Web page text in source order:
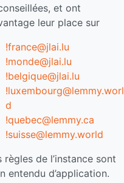
et ont
leur place sur
!france@jlai.lu
!monde@jlai.lu
!belgique@jlai.lu
!luxembourg@lemmy.worl
d
!quebec@lemmy.ca
!suisse@lemmy.world
règles de l’instance sont
entendu d’application.